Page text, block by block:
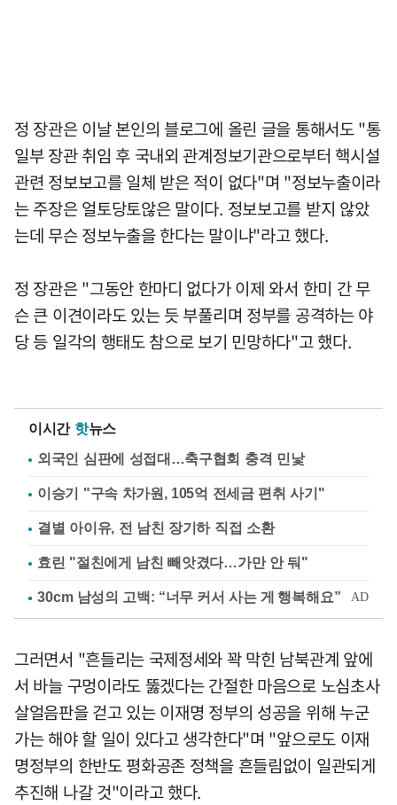
정 장관은 이날 본인의 블로그에 올린 글을 통해서도 "통
일부 장관 취임 후 국내외 관계정보기관으로부터 핵시설
관련 정보보고를 일체 받은 적이 없다"며 "정보누출이라
는 주장은 얼토당토않은 말이다. 정보보고를 받지 않았
는데 무슨 정보누출을 한다는 말이냐"라고 했다.
정 장관은 "그동안 한마디 없다가 이제 와서 한미 간 무
슨 큰 이견이라도 있는 듯 부풀리며 정부를 공격하는 야
당 등 일각의 행태도 참으로 보기 민망하다"고 했다.
이시간 핫뉴스
외국인 심판에 성접대…축구협회 충격 민낯
이승기 "구속 차가원, 105억 전세금 편취 사기"
결별 아이유, 전 남친 장기하 직접 소환
효린 "절친에게 남친 빼앗겼다…가만 안 둬"
그러면서 "흔들리는 국제정세와 꽉 막힌 남북관계 앞에
서 바늘 구멍이라도 뚫겠다는 간절한 마음으로 노심초사
살얼음판을 걷고 있는 이재명 정부의 성공을 위해 누군
가는 해야 할 일이 있다고 생각한다"며 "앞으로도 이재
명정부의 한반도 평화공존 정책을 흔들림없이 일관되게
추진해 나갈 것"이라고 했다.